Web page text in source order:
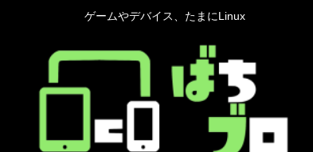
ゲームやデバイス、たまにLinux